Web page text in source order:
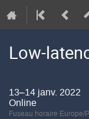
Low-
13–14 janv. 2022
Online
Fuseau horaire Europe/